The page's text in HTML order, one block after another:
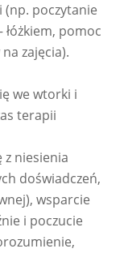
poczytanie
pomoc
zajęcia).
we wtorki i
terapii
z niesienia
doświadczeń,
wsparcie
i poczucie